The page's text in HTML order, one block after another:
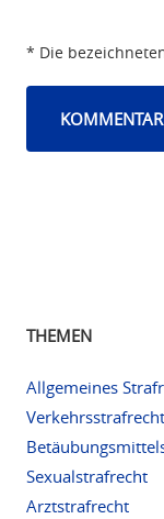
* Die
THEMEN
Allgemeines
Verkehrsstrafrecht
Sexualstrafrecht
Arztstrafrecht